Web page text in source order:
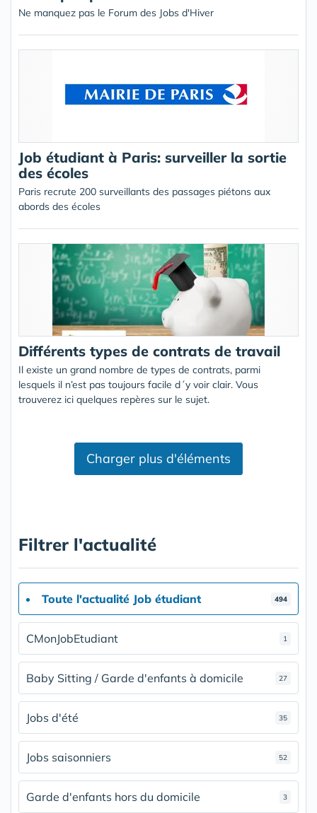
Ne manquez pas le Forum des Jobs d'Hiver
Job étudiant à Paris: surveiller la sortie
des écoles
Paris recrute 200 surveillants des passages piétons aux
abords des écoles
Différents types de contrats de travail
Il existe un grand nombre de types de contrats, parmi
lesquels il n’est pas toujours facile d´y voir clair. Vous
trouverez ici quelques repères sur le sujet.
Charger plus d'éléments
Filtrer l'actualité
Toute l'actualité Job étudiant 494
CMonJobEtudiant 1
Baby Sitting / Garde d'enfants à domicile 27
Jobs d'été 35
Jobs saisonniers 52
Garde d'enfants hors du domicile 3